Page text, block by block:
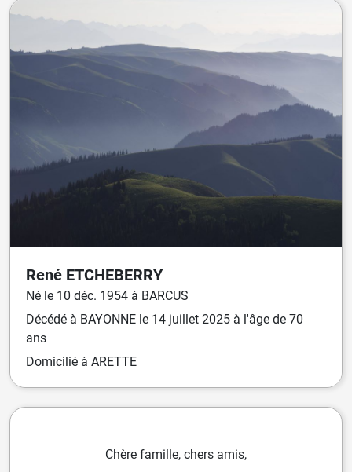
René ETCHEBERRY
Né le 10 déc. 1954 à BARCUS
Décédé à BAYONNE le 14 juillet 2025 à l'âge de 70
ans
Domicilié à ARETTE
Chère famille, chers amis,